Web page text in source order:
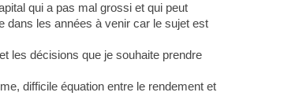
qui a pas mal grossi et qui peut
dans les années à venir car le sujet est
les décisions que je souhaite prendre
difficile équation entre le rendement et